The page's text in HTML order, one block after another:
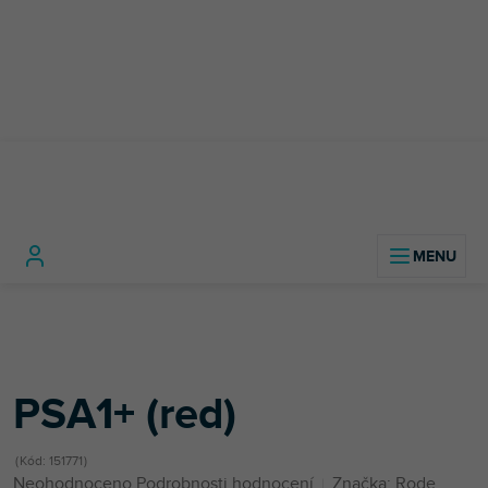
PSA1+ (red)
Kód: 151771
Průměrné
Neohodnoceno Podrobnosti hodnocení Značka: Rode